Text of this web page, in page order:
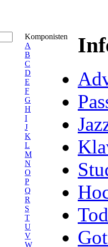
Komponisten
A
B
C
D
E
F
G
H
I
J
K
L
M
N
O
P
Q
R
S
T
U
V
W